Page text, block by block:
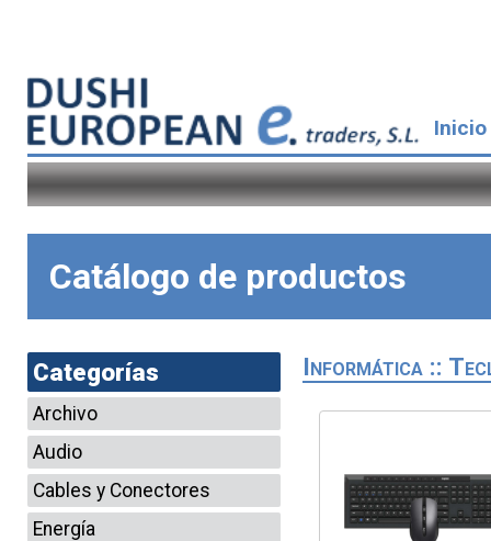
Inicio
Catálogo de productos
Categorías
Archivo
Audio
Cables y Conectores
Energía
Informática ::